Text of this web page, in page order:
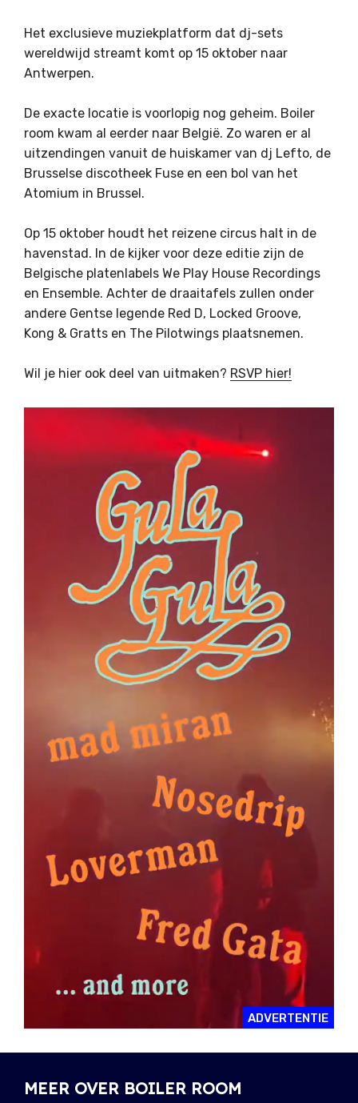
ADVERTENTIE
Het exclusieve muziekplatform dat dj-sets
wereldwijd streamt komt op 15 oktober naar
Antwerpen.
De exacte locatie is voorlopig nog geheim. Boiler
room kwam al eerder naar België. Zo waren er al
uitzendingen vanuit de huiskamer van dj Lefto, de
Brusselse discotheek Fuse en een bol van het
Atomium in Brussel.
Op 15 oktober houdt het reizene circus halt in de
havenstad. In de kijker voor deze editie zijn de
Belgische platenlabels We Play House Recordings
en Ensemble. Achter de draaitafels zullen onder
andere Gentse legende Red D, Locked Groove,
Kong & Gratts en The Pilotwings plaatsnemen.
Wil je hier ook deel van uitmaken? RSVP hier!
MEER OVER BOILER ROOM